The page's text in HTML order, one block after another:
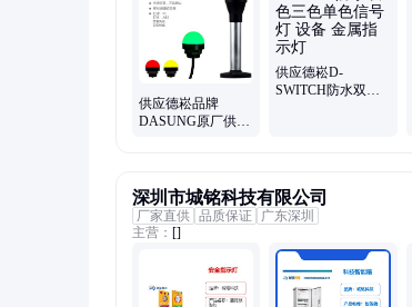
供应德崧品牌
DASUNG原厂供应
供应德崧D-
SWITCH防水双色
深圳市城铭科技有限公司
厂家直供 品质保证
广东深圳
主营： []